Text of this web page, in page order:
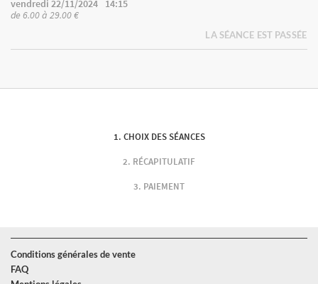
vendredi 22/11/2024
14:15
de 6.00 à 29.00 €
LA SÉANCE EST PASSÉE
CHOIX DES SÉANCES
RÉCAPITULATIF
PAIEMENT
Conditions générales de vente
FAQ